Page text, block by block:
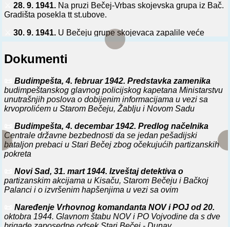
28. 9. 1941. Na pruzi Bečej-Vrbas skojevska grupa iz Bač.
Gradišta posekla tt st.ubove.
30. 9. 1941. U Bečeju grupe skojevaca zapalile veće
količine kudelje i isekle tt veze na pruzi Bečej-Srbobran.
⚔️ 0. 10. 1941. Vršeći represalije i čišćenja, mađarske vlasti
Bečeju 33 rodoljuba.
⚔️ 12. 10. 1941. U Bečeju mesna skojevska grupa, pod
rukovodstvom sekretara Sreskog komiteta KPJ za Bečej,
ubila na učili mađarskog žandarmerijskog islednika Sandora
Medvea.
⚔️ 9. 11. 1941. U Bečeju, u sukobu sa mađarskom policijom,
poginula dva člana SK KPJ za Bečej.
11. 11. 1941. U Bečeju, po presudi mađarskog prekog
vojnog suda, streljano 12 skojevaca, sa sekretarom SK
SKOJ-a za Bečej.
19. 1. 1942. U Segedinu održan sastanak komandanta
mađarske 5. (segedinske) armije sa potčinjenim starešinama
radi proširenja odmazde (tzv. racije) nad Srbima i Jevrejima
Dokumenti
Budimpešta, 4. februar 1942. Predstavka zamenika
budimpeštanskog glavnog policijskog kapetana Ministarstvu
unutrašnjih poslova o dobijenim informacijama u vezi sa
krvoprolićem u Starom Bečeju, Žablju i Novom Sadu
Budimpešta, 4. decembar 1942. Predlog načelnika
Centrale državne bezbednosti da se jedan pešadijski
bataljon prebaci u Stari Bečej zbog očekujućih partizanskih
pokreta
Novi Sad, 31. mart 1944. Izveštaj detektiva o
partizanskim akcijama u Kisaču, Starom Bečeju i Bačkoj
Palanci i o izvršenim hapšenjima u vezi sa ovim
Naređenje Vrhovnog komandanta NOV i POJ od 20.
oktobra 1944. Glavnom štabu NOV i PO Vojvodine da s dve